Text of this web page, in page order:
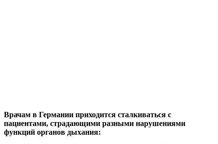
Врачам в Германии приходится сталкиваться с
пациентами, страдающими разными нарушениями
функций органов дыхания: